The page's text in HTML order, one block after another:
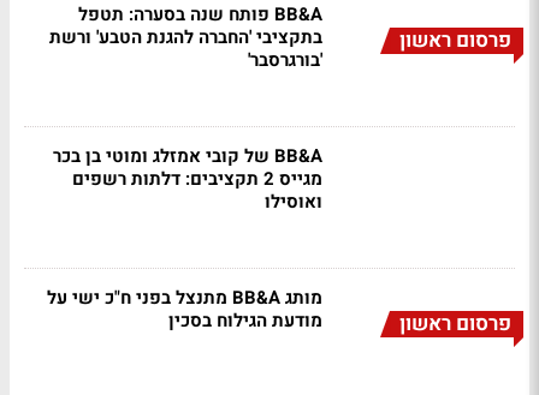
פרסום ראשון
BB&A פותח שנה בסערה: תטפל
בתקציבי 'החברה להגנת הטבע' ורשת
'בורגרסבר'
BB&A של קובי אמזלג ומוטי בן בכר
מגייס 2 תקציבים: דלתות רשפים
ואוסילו
פרסום ראשון
מותג BB&A מתנצל בפני ח"כ ישי על
מודעת הגילוח בסכין